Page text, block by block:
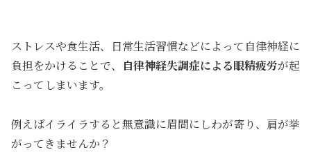
ストレスや食生活、日常生活習慣などによって自律神経に
負担をかけることで、
自律神経失調症による眼精疲労が起
こってしまいます。
例えばイライラすると無意識に眉間にしわが寄り、肩が挙
がってきませんか？